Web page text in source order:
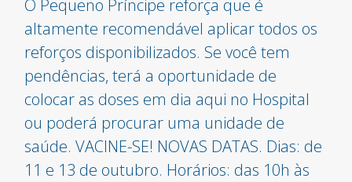
O Pequeno Príncipe reforça que é
altamente recomendável aplicar todos os
reforços disponibilizados. Se você tem
pendências, terá a oportunidade de
colocar as doses em dia aqui no Hospital
ou poderá procurar uma unidade de
saúde. VACINE-SE! NOVAS DATAS. Dias: de
11 e 13 de outubro. Horários: das 10h às